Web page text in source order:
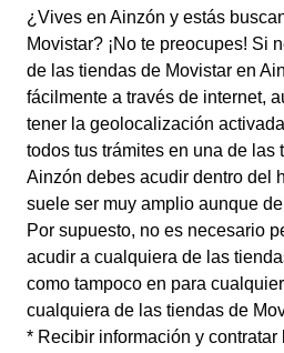
¿Vives en Ainzón y estás
Movistar? ¡No te preocupes! Si
de las tiendas de Movistar en
fácilmente a través de internet,
tener la geolocalización
todos tus trámites en una de las
Ainzón debes acudir dentro del
suele ser muy amplio aunque
Por supuesto, no es necesario
acudir a cualquiera de las
como tampoco en para
cualquiera de las tiendas de
* Recibir información y contratar